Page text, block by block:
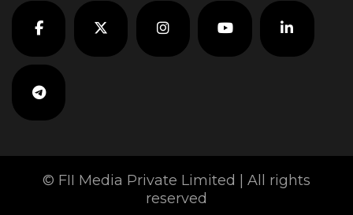
© FII Media Private Limited | All rights
reserved